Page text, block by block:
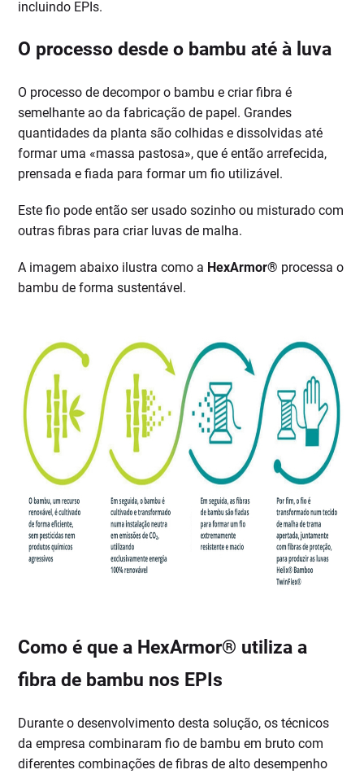
incluindo EPIs.
O processo desde o bambu até à luva
O processo de decompor o bambu e criar fibra é
semelhante ao da fabricação de papel. Grandes
quantidades da planta são colhidas e dissolvidas até
formar uma «massa pastosa», que é então arrefecida,
prensada e fiada para formar um fio utilizável.
Este fio pode então ser usado sozinho ou misturado com
outras fibras para criar luvas de malha.
A imagem abaixo ilustra como a HexArmor® processa o
bambu de forma sustentável.
Como é que a HexArmor® utiliza a
fibra de bambu nos EPIs
Durante o desenvolvimento desta solução, os técnicos
da empresa combinaram fio de bambu em bruto com
diferentes combinações de fibras de alto desempenho